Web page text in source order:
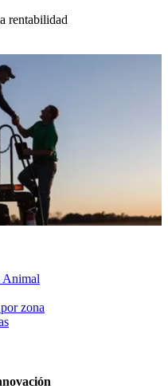
rentabilidad
Animal
zona